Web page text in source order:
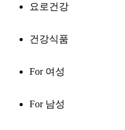
요로건강
건강식품
For 여성
For 남성